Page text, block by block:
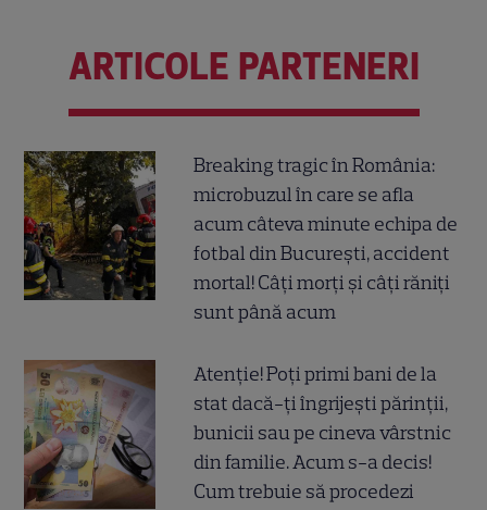
ARTICOLE PARTENERI
Breaking tragic în România:
microbuzul în care se afla
acum câteva minute echipa de
fotbal din București, accident
mortal! Câți morți și câți răniți
sunt până acum
Atenție! Poți primi bani de la
stat dacă-ți îngrijești părinții,
bunicii sau pe cineva vârstnic
din familie. Acum s-a decis!
Cum trebuie să procedezi